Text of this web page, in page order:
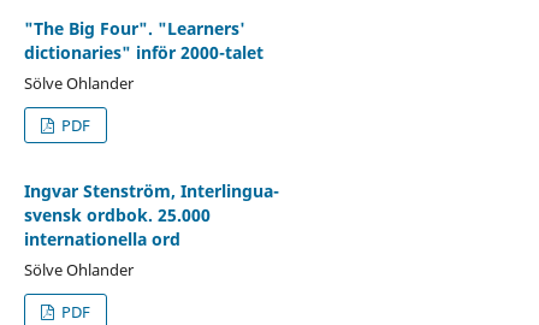
"The Big Four". "Learners'
dictionaries" inför 2000-talet
Sölve Ohlander
PDF
Ingvar Stenström, Interlingua-
svensk ordbok. 25.000
internationella ord
Sölve Ohlander
PDF